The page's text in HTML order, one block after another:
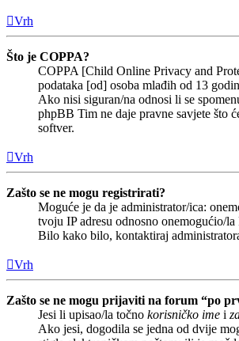
Vrh
Što je COPPA?
COPPA [Child Online Privacy and
podataka [od] osoba mlađih od 13
Ako nisi siguran/na odnosi li se
phpBB Tim ne daje pravne savjete što
softver.
Vrh
Zašto se ne mogu registrirati?
Moguće je da je administrator/ica:
tvoju IP adresu odnosno onemogućio/
Bilo kako bilo, kontaktiraj
Vrh
Zašto se ne mogu prijaviti na forum “po
Jesi li upisao/la točno korisničko ime i
Ako jesi, dogodila se jedna od dvije